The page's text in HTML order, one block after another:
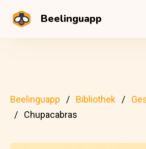
Beelinguapp
Beelinguapp Bibliothek
Chupacabras